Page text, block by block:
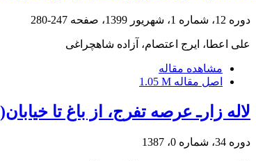
دوره 12، شماره 1، شهریور 1399، صفحه 247-280
علی اعطا، ایرج اعتصام، آزاده شاهچراغی
مشاهده مقاله
اصل مقاله 1.05 M
لاله زارـ عرصه تفرج، از باغ تا
دوره 34، شماره 0، 1387